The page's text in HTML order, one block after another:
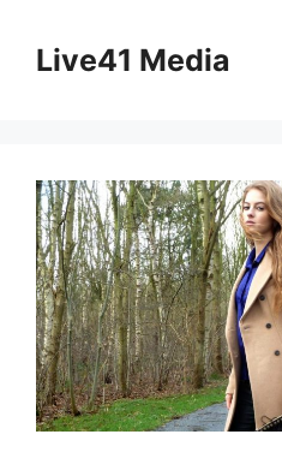
contentLive41 Media